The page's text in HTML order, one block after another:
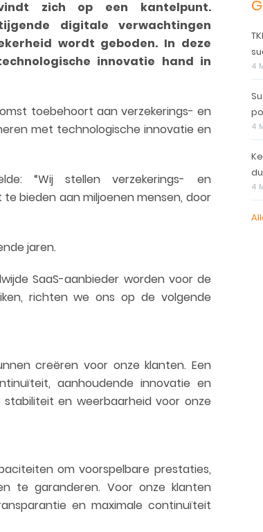
zich op een kantelpunt.
digitale verwachtingen
wordt geboden. In deze
innovatie hand in
toebehoort aan verzekerings- en
met technologische innovatie en
“Wij stellen verzekerings- en
bieden aan miljoenen mensen, door
jaren.
SaaS-aanbieder worden voor de
richten we ons op de volgende
creëren voor onze klanten. Een
aanhoudende innovatie en
en weerbaarheid voor onze
om voorspelbare prestaties,
te garanderen. Voor onze klanten
en maximale continuïteit
4
4
4